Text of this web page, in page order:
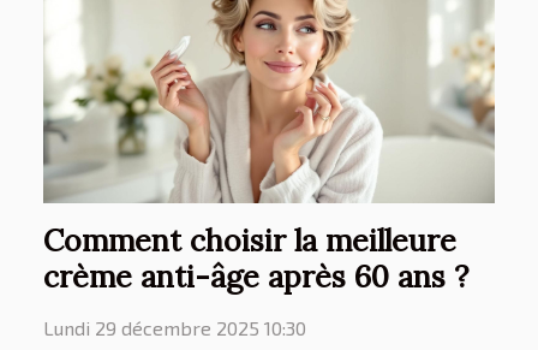
Comment choisir la meilleure
crème anti-âge après 60 ans ?
Lundi 29 décembre 2025 10:30